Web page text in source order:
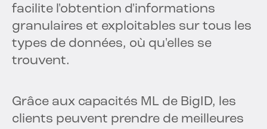
facilite l'obtention d'informations
granulaires et exploitables sur tous les
types de données, où qu'elles se
trouvent.
Grâce aux capacités ML de BigID, les
clients peuvent prendre de meilleures